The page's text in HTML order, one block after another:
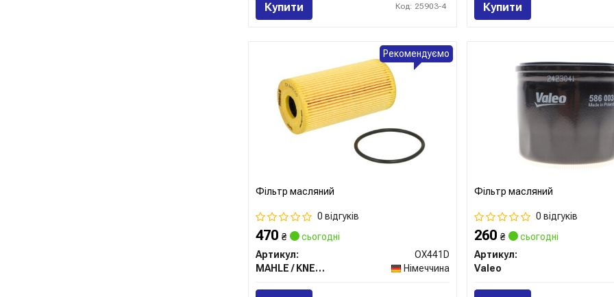
Купити Код: 25903-4 Купити
Фільтр масляний
0 відгуків
470 ₴
сьогодні
Артикул:
OX441D
MAHLE / KNECHT
Німеччина
Рекомендуємо
Фільтр масляний
0 відгуків
260₴
сьогодні
Артикул:
Valeo